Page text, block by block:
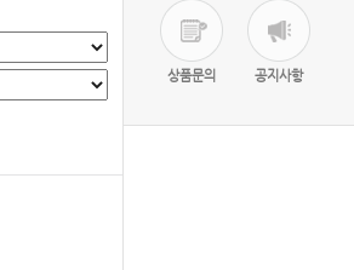
선택완료
상품문의 공지사항